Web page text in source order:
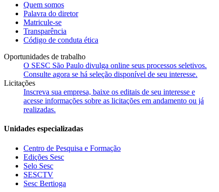
Quem somos
Palavra do diretor
Matricule-se
Transparência
Código de conduta ética
Oportunidades de trabalho
O SESC São Paulo divulga online seus processos seletivos.
Consulte agora se há seleção disponível de seu interesse.
Licitações
Inscreva sua empresa, baixe os editais de seu interesse e
acesse informações sobre as licitações em andamento ou já
realizadas.
Unidades especializadas
Centro de Pesquisa e Formação
Edições Sesc
Selo Sesc
SESCTV
Sesc Bertioga